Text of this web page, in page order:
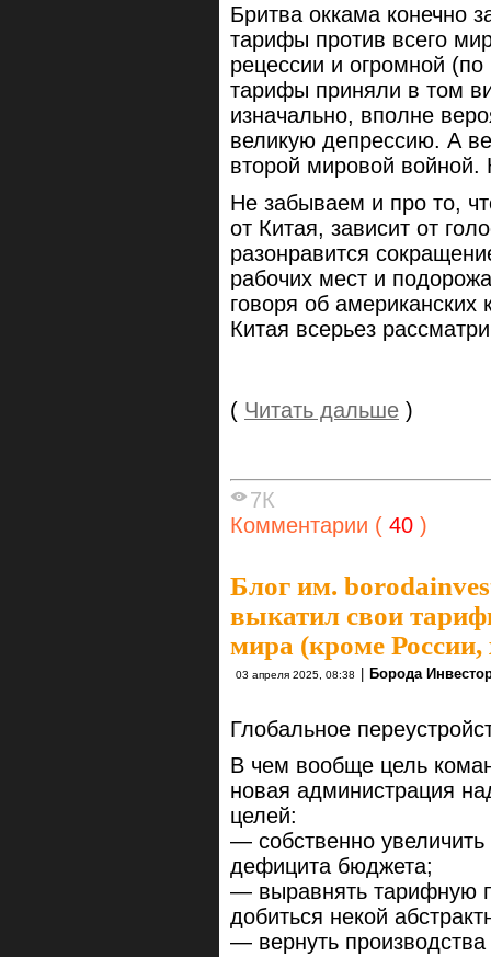
Бритва оккама конечно
тарифы против всего
рецессии и огромной
тарифы приняли в том
изначально, вполне
великую депрессию. А
второй мировой войной.
Не забываем и про то,
от Китая, зависит от
разонравится
рабочих мест и
говоря об американских
Китая всерьез
( Читать дальше )
7К
Комментарии ( 40 )
Блог им.
выкатил свои
мира (кроме России,
03 апреля 2025, 08:38 Борода
Глобальное
В чем вообще цель
новая администрация
целей:
— собственно
дефицита бюджета;
— выравнять тарифную
добиться некой
— вернуть